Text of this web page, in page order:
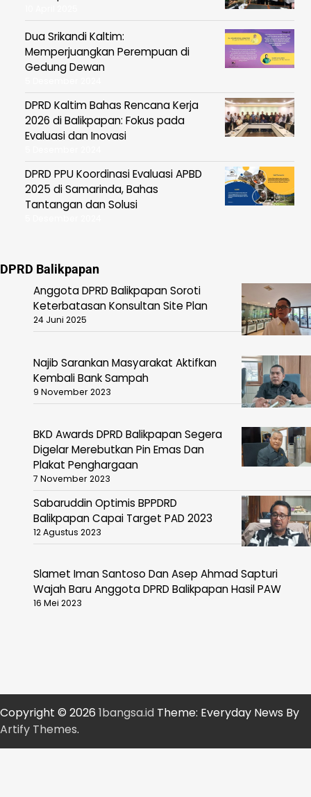
Dua Srikandi Kaltim:
Memperjuangkan Perempuan di
Gedung Dewan
DPRD Kaltim Bahas Rencana Kerja
2026 di Balikpapan: Fokus pada
Evaluasi dan Inovasi
DPRD PPU Koordinasi Evaluasi APBD
2025 di Samarinda, Bahas
Tantangan dan Solusi
DPRD Balikpapan
Anggota DPRD Balikpapan Soroti
Keterbatasan Konsultan Site Plan
24 Juni 2025
Najib Sarankan Masyarakat Aktifkan
Kembali Bank Sampah
9 November 2023
BKD Awards DPRD Balikpapan Segera
Digelar Merebutkan Pin Emas Dan
Plakat Penghargaan
7 November 2023
Sabaruddin Optimis BPPDRD
Balikpapan Capai Target PAD 2023
12 Agustus 2023
Slamet Iman Santoso Dan Asep
Ahmad Sapturi Wajah Baru Anggota
DPRD Balikpapan Hasil PAW
Copyright © 2026
Artify Themes.